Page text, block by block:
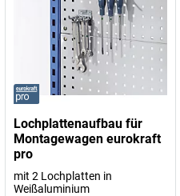
Lochplattenaufbau für
Montagewagen eurokraft
pro
mit 2 Lochplatten in
Weißaluminium